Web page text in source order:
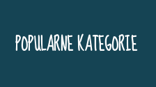
POPULARNE KATEGORIE